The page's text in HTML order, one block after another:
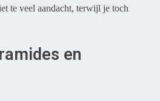
te veel aandacht, terwijl je toch
en